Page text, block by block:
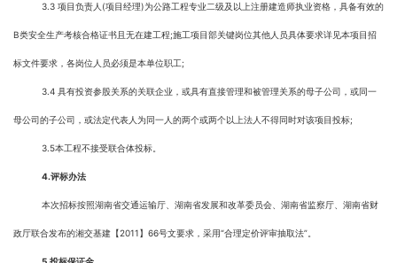
3.3 项目负责人(项目经理)为公路工程专业二级及以上注册建造师执业资格，具备有效的
B类安全生产考核合格证书且无在建工程;施工项目部关键岗位其他人员具体要求详见本项目招
标文件要求，各岗位人员必须是本单位职工;
3.4 具有投资参股关系的关联企业，或具有直接管理和被管理关系的母子公司，或同一
母公司的子公司，或法定代表人为同一人的两个或两个以上法人不得同时对该项目投标;
3.5本工程不接受联合体投标。
4.评标办法
本次招标按照湖南省交通运输厅、湖南省发展和改革委员会、湖南省监察厅、湖南省财
政厅联合发布的湘交基建【2011】66号文要求，采用“合理定价评审抽取法”。